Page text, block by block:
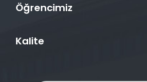
Öğrencimiz
Kalite